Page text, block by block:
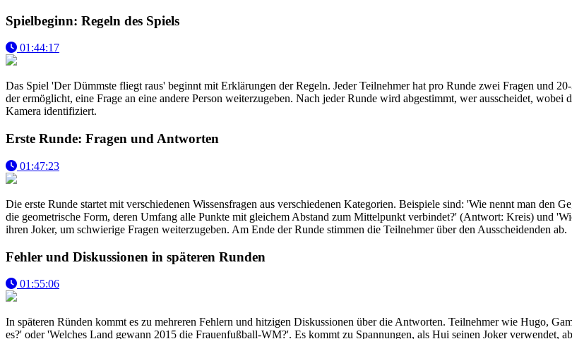
Spielbeginn: Regeln des Spiels
01:44:17
Das Spiel 'Der Dümmste fliegt raus' beginnt mit Erklärungen der Regeln. Jeder Teilnehmer hat pro Runde zwei Fragen und
der ermöglicht, eine Frage an eine andere Person weiterzugeben. Nach jeder Runde wird abgestimmt, wer ausscheidet,
Kamera identifiziert.
Erste Runde: Fragen und Antworten
01:47:23
Die erste Runde startet mit verschiedenen Wissensfragen aus verschiedenen Kategorien. Beispiele sind: 'Wie nennt man den
die geometrische Form, deren Umfang alle Punkte mit gleichem Abstand zum Mittelpunkt verbindet?' (Antwort: Kreis) und
ihren Joker, um schwierige Fragen weiterzugeben. Am Ende der Runde stimmen die Teilnehmer über den Ausscheidenden ab.
Fehler und Diskussionen in späteren Runden
01:55:06
In späteren Ründen kommt es zu mehreren Fehlern und hitzigen Diskussionen über die Antworten. Teilnehmer wie Hugo,
es?' oder 'Welches Land gewann 2015 die Frauenfußball-WM?'. Es kommt zu Spannungen, als Hui seinen Joker verwendet,